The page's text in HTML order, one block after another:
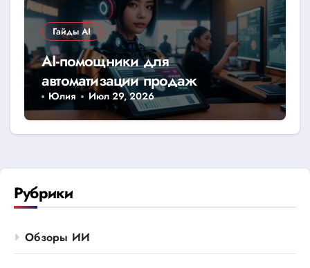
Гайды AI
AI-помощники для
автоматизации продаж
Юлия Июл 29, 2026
Рубрики
Обзоры ИИ